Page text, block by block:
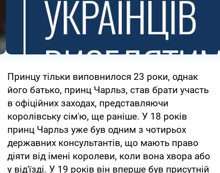
Принцу тільки виповнилося 23 роки, однак
його батько, принц Чарльз, став брати участь
в офіційних заходах, представляючи
королівську сім'ю, ще раніше. У 18 років
принц Чарльз уже був одним з чотирьох
державних консультантів, що мають право
діяти від імені королеви, коли вона хвора або
у від'їзді. У 19 років він вперше був присутній